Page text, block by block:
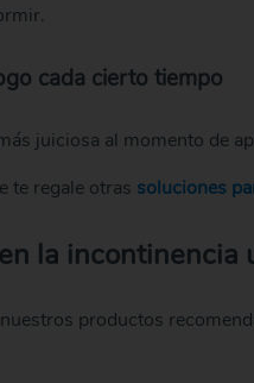
cada cierto tiempo
juiciosa al momento de
te regale otras soluciones
la incontinencia
productos